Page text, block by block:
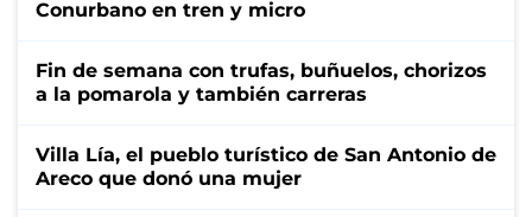
Conurbano en tren y micro
Fin de semana con trufas, buñuelos, chorizos
a la pomarola y también carreras
Villa Lía, el pueblo turístico de San Antonio de
Areco que donó una mujer